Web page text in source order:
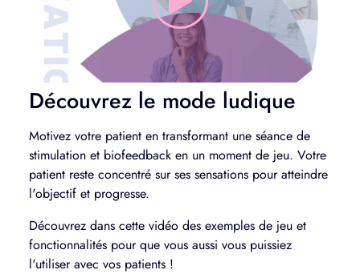
Découvrez le mode ludique
Motivez votre patient en transformant une séance de
stimulation et biofeedback en un moment de jeu. Votre
patient reste concentré sur ses sensations pour atteindre
l'objectif et progresse.
Découvrez dans cette vidéo des exemples de jeu et
fonctionnalités pour que vous aussi vous puissiez
l'utiliser avec vos patients !